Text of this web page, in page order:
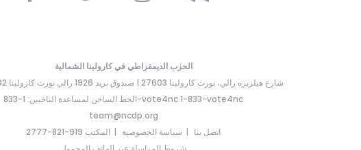
الحزب الديمقراطي في كارولينا الشمالية
220 شارع هيلزبره رالي، نورث كارولينا 27603 | صندوق بريد 1926 رالي نورث كارولينا 27602
الخط الساخن لمساعدة الناخبين: 1-833-vote4nc 1-833-vote4nc
team@ncdp.org
المكتب 919-821-2777
سياسة الخصوصية
اتصل بنا